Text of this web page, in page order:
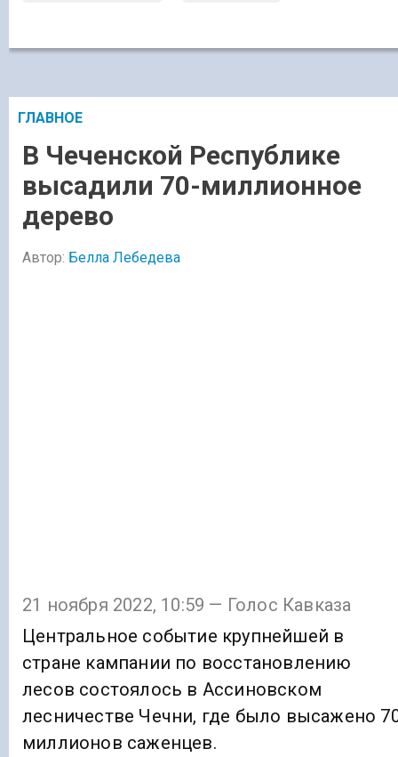
ГЛАВНОЕ
В Чеченской Республике
высадили 70-миллионное
дерево
Автор: Белла Лебедева
21 ноября 2022, 10:59 — Голос Кавказа
Центральное событие крупнейшей в
стране кампании по восстановлению
лесов состоялось в Ассиновском
лесничестве Чечни, где было высажено
миллионов саженцев.